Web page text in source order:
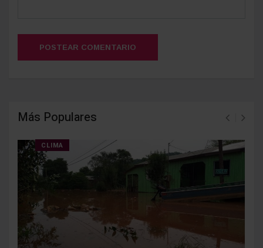
POSTEAR COMENTARIO
Más Populares
CLIMA